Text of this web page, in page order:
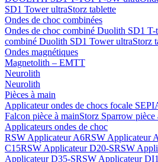
SD1 Tower ultraStorz tablette
Ondes de choc combinées
Ondes de choc combiné Duolith SD1
combiné Duolith SD1 Tower ultraStorz
Ondes magnétiques
Magnetolith – EMTT
Neurolith
Neurolith
Pièces à main
Applicateur ondes de chocs focale
Falcon pièce à mainStorz Sparrow pièce
Applicateurs ondes de choc
RSW Applicateur A6RSW Applicateur
C15RSW Applicateur D20-SRSW
Applicateur D35-SRSW Applicateur